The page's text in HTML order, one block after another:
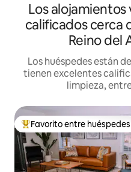
Los
calificados cerca
Reino del
Los huéspedes están
tienen excelentes
limpieza,
De los mejores en Favorito
Favorito entre huéspedes